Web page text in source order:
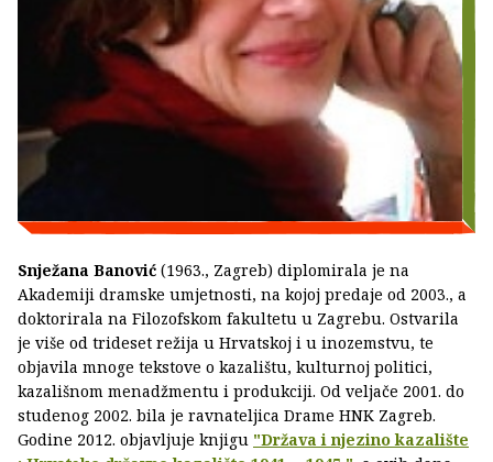
Snježana Banović (1963., Zagreb) diplomirala je na
Akademiji dramske umjetnosti, na kojoj predaje od 2003., a
doktorirala na Filozofskom fakultetu u Zagrebu. Ostvarila
je više od trideset režija u Hrvatskoj i u inozemstvu, te
objavila mnoge tekstove o kazalištu, kulturnoj politici,
kazališnom menadžmentu i produkciji. Od veljače 2001. do
studenog 2002. bila je ravnateljica Drame HNK Zagreb.
Godine 2012. objavljuje knjigu "Država i njezino kazalište